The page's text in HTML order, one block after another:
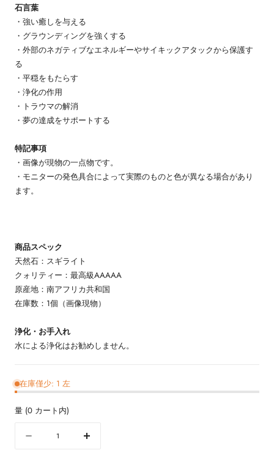
石言葉
・強い癒しを与える
・グラウンディングを強くする
・外部のネガティブなエネルギーやサイキックアタックから保護す
る
・平穏をもたらす
・浄化の作用
・トラウマの解消
・夢の達成をサポートする
特記事項
・画像が現物の一点物です。
・モニターの発色具合によって実際のものと色が異なる場合があり
ます。
商品スペック
天然石：スギライト
クォリティー：最高級AAAAA
原産地：南アフリカ共和国
在庫数：1個（画像現物）
浄化・お手入れ
水による浄化はお勧めしません。
在庫僅少: 1 左
量 (0 カート内)
数